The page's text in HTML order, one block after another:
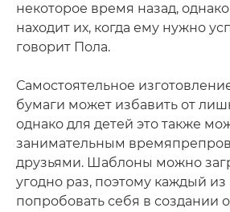
некоторое время назад,
находит их, когда ему нужно
говорит Пола.
Самостоятельное
бумаги может избавить от
однако для детей это также
занимательным
друзьями. Шаблоны можно
угодно раз, поэтому каждый
попробовать себя в создании